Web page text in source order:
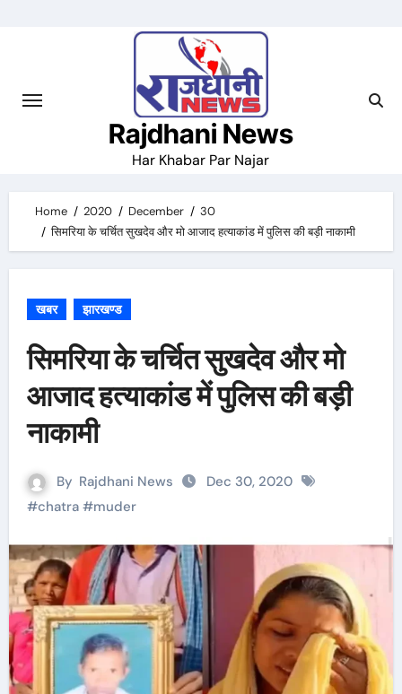
Rajdhani News
Har Khabar Par Najar
Home 2020 December
30
सिमरिया के चर्चित सुखदेव और मो आजाद हत्याकांड में पुलिस की बड़ी नाकामी
खबर झारखण्ड
सिमरिया के चर्चित सुखदेव और मो
आजाद हत्याकांड में पुलिस की बड़ी
नाकामी
By Rajdhani News
Dec 30, 2020
#chatra#muder